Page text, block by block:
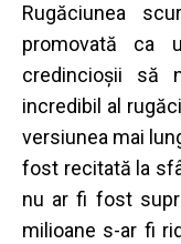
Rugăciunea
promovată ca
credincioşii să
incredibil al
versiunea mai
fost recitată la
nu ar fi fost
milioane s-ar fi